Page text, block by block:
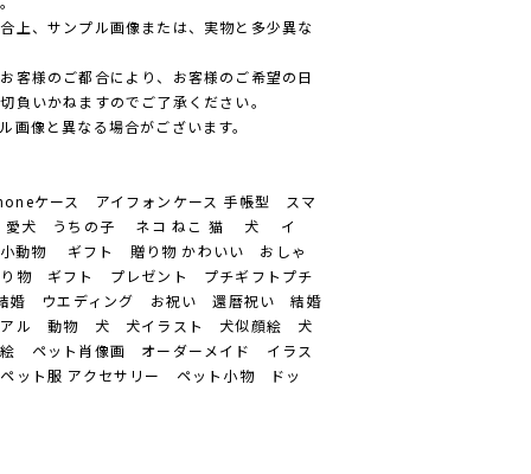
上、サンプル画像または、実物と多少異な
客様のご都合により、お客様のご希望の日
負いかねますのでご了承ください。
像と異なる場合がございます。
ケース アイフォンケース 手帳型 スマ
愛犬 うちの子 ネコ ねこ 猫 犬 イ
物 ギフト 贈り物 かわいい おしゃ
ギフト プレゼント プチギフトプチ
婚 ウエディング お祝い 還暦祝い 結婚
ル 動物 犬 犬イラスト 犬似顔絵 犬
ペット肖像画 オーダーメイド イラス
ト服 アクセサリー ペット小物 ドッ